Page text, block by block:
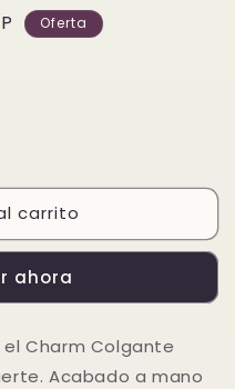
Oferta
carrito
ahora
Charm Colgante
Acabado a mano